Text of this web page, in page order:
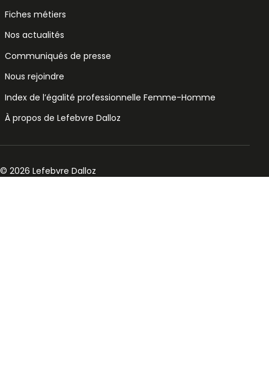
Fiches métiers
Nos actualités
Communiqués de presse
Nous rejoindre
Index de l’égalité professionnelle Femme-Homme
À propos de Lefebvre Dalloz
© 2026 Lefebvre Dalloz